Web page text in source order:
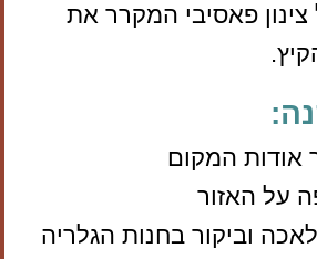
פאסיבי המקרר את
אודות המקום
על האזור
וביקור בחנות הגלריה